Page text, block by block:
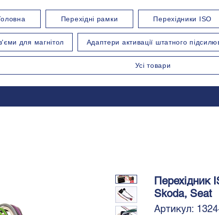
Перехідні рамки Перехідники ISO
для магнітол Адаптери активації штатного
Усі товари
Перехідник
Skoda, Seat
Артикул: